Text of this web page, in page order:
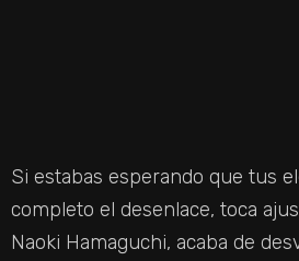
Si estabas esperando que tus
completo el desenlace, toca
Naoki Hamaguchi, acaba de